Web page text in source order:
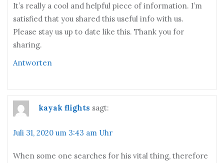
It’s really a cool and helpful piece of information. I’m
satisfied that you shared this useful info with us.
Please stay us up to date like this. Thank you for
sharing.
Antworten
kayak flights sagt:
Juli 31, 2020 um 3:43 am Uhr
When some one searches for his vital thing, therefore